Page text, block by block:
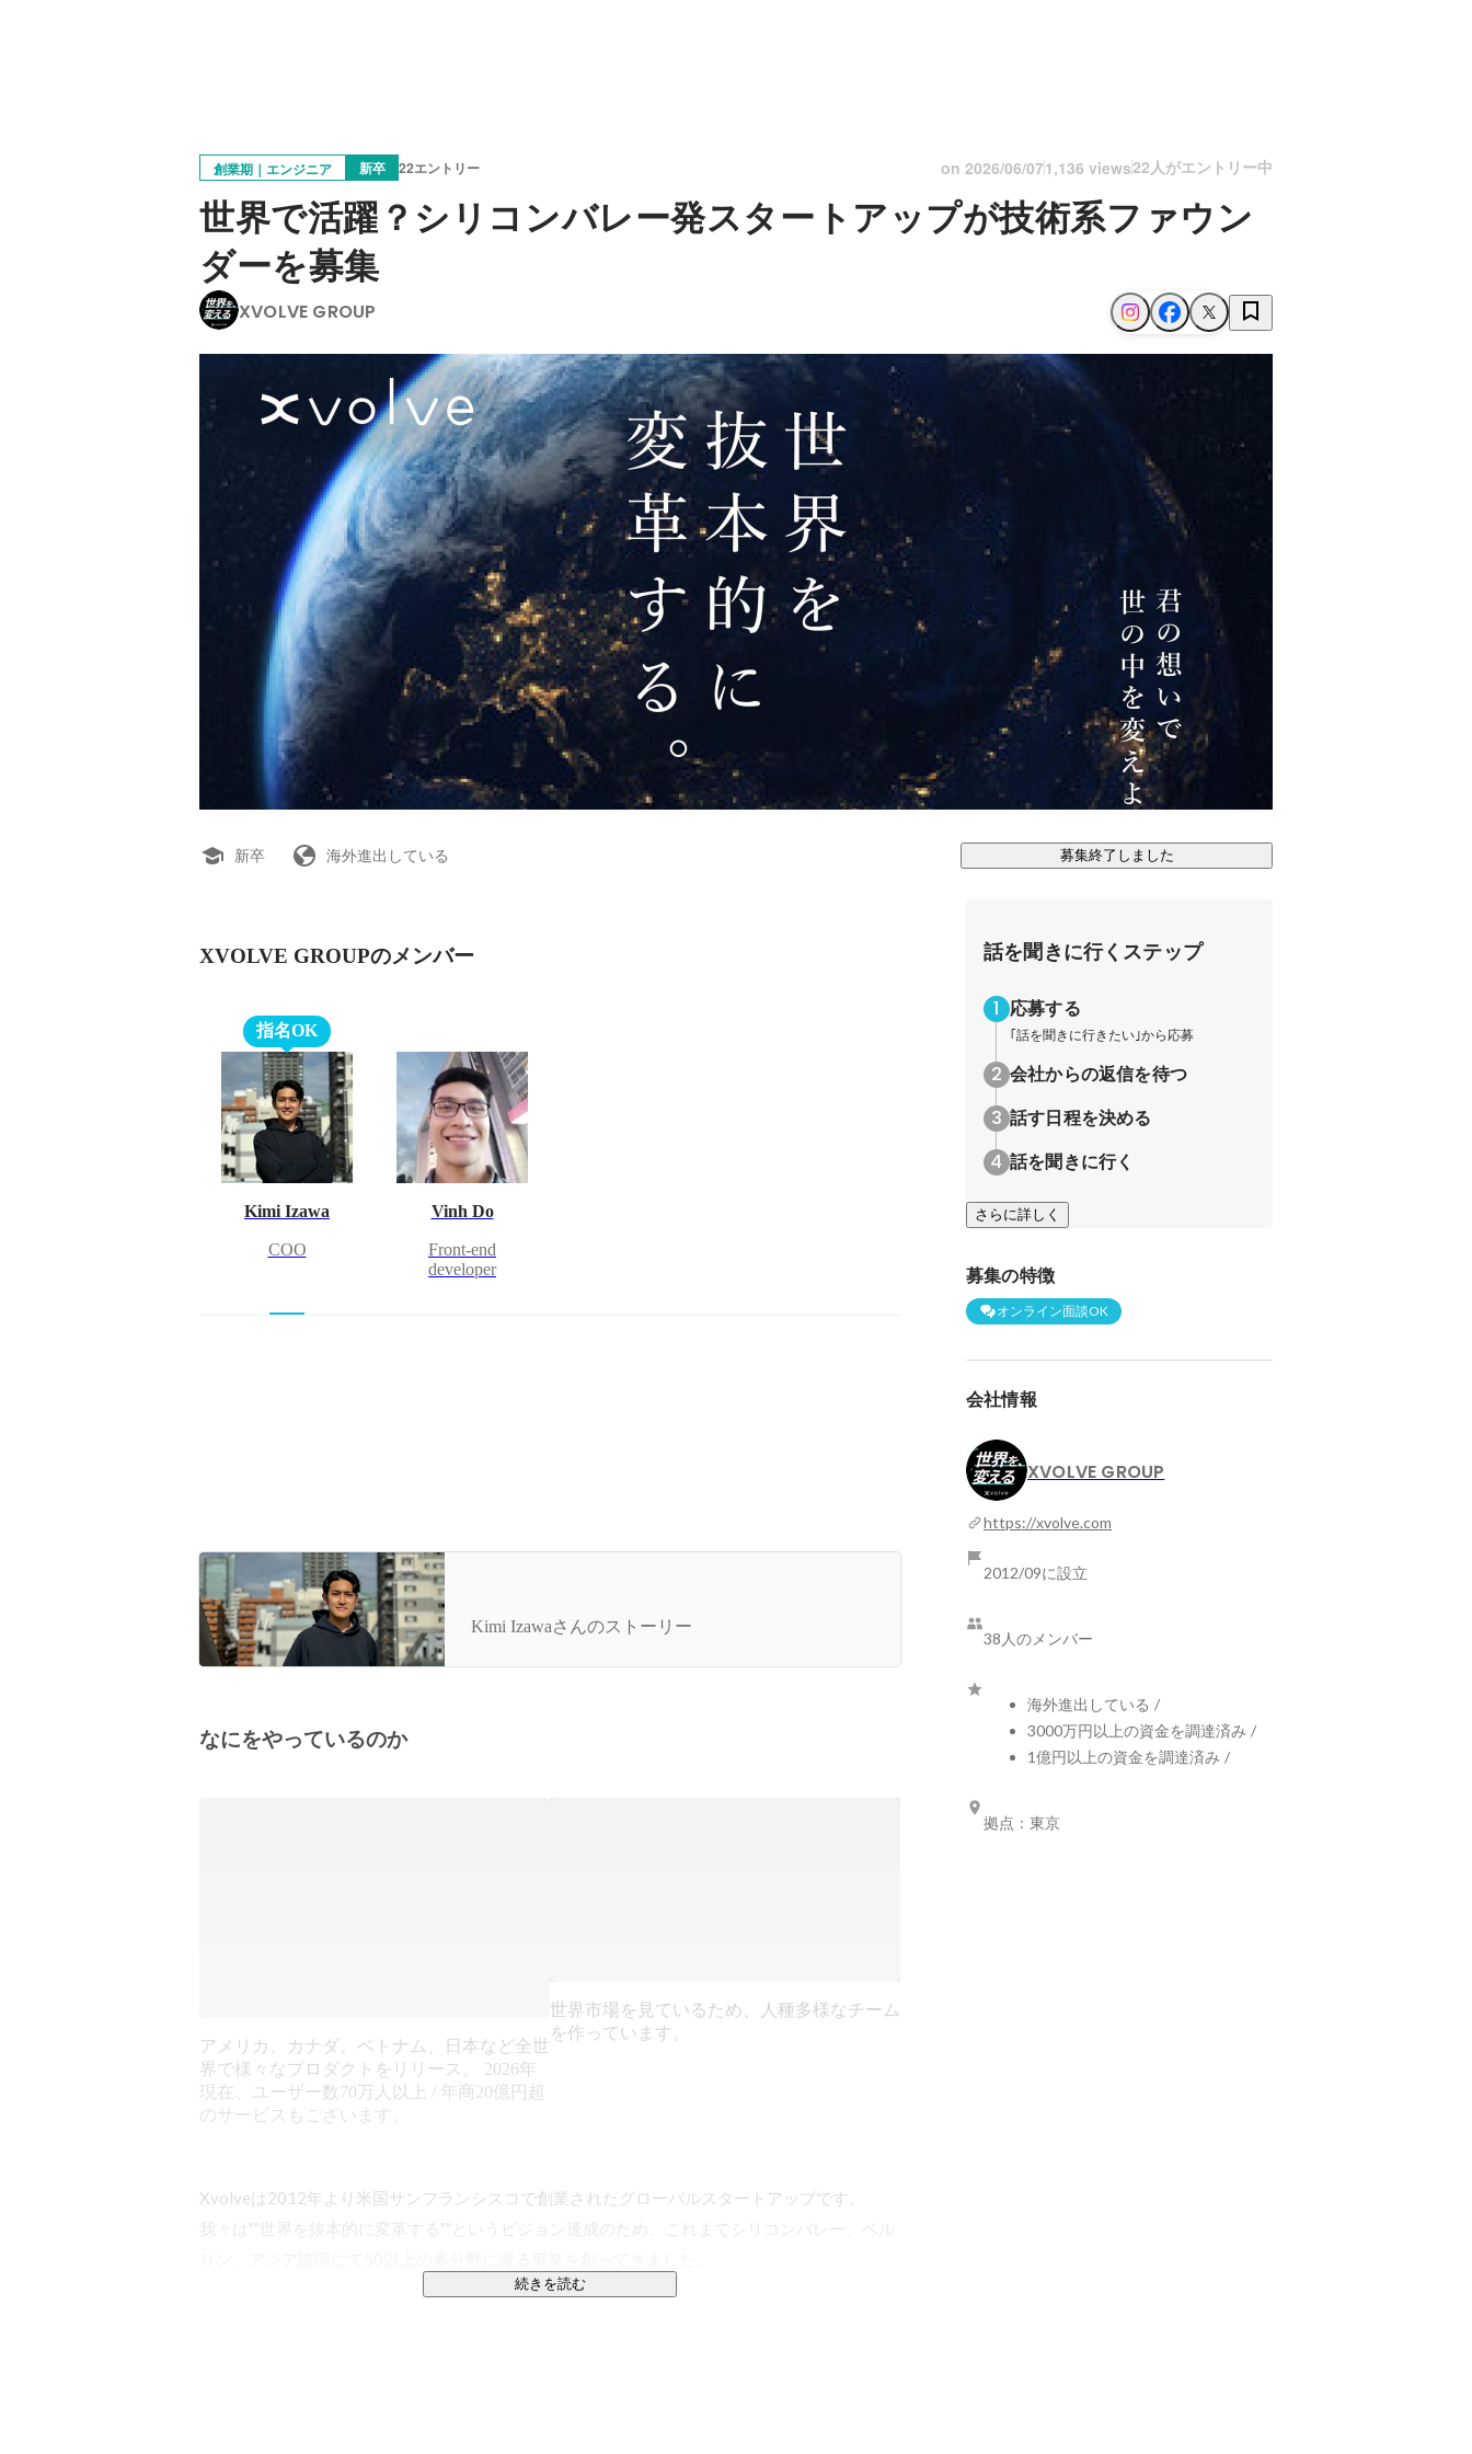
創業期｜エンジニア 新卒 22エントリー on 2026/06/071,136 views22人がエントリー中
世界で活躍？シリコンバレー発スタートアップが技術系ファウン
ダーを募集
XVOLVE GROUP
新卒 海外進出している 募集終了しました
XVOLVE GROUPのメンバー
指名OK
Kimi Izawa
COO
Vinh Do
Front-end
developer
Kimi Izawaさんのストーリー
なにをやっているのか
アメリカ、カナダ、ベトナム、日本など全世
界で様々なプロダクトをリリース。 2026年
現在、ユーザー数70万人以上 / 年商20億円超
のサービスもございます。
世界市場を見ているため、人種多様なチーム
を作っています。
Xvolveは2012年より米国サンフランシスコで創業されたグローバルスタートアップです。
我々は""世界を抜本的に変革する""というビジョン達成のため、これまでシリコンバレー、ベル
続きを読む
話を聞きに行くステップ
応募する
｢話を聞きに行きたい｣から応募
会社からの返信を待つ
話す日程を決める
話を聞きに行く
さらに詳しく
募集の特徴
オンライン面談OK
会社情報
XVOLVE GROUP
https://xvolve.com
2012/09に設立
38人のメンバー
海外進出している /
3000万円以上の資金を調達済み /
1億円以上の資金を調達済み /
拠点：東京